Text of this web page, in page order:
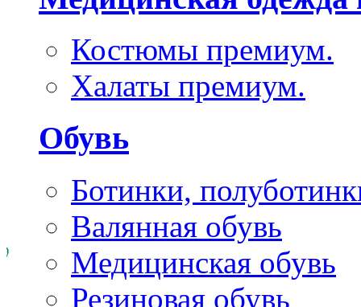
Костюмы премиум.
Халаты премиум.
Обувь
Ботинки,
Валянная обувь
Медицинская обувь
Резиновая обувь